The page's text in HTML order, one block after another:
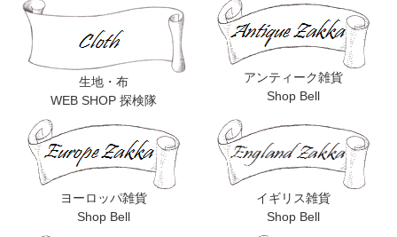
生地・布
WEB SHOP 探検隊
アンティーク雑貨
Shop Bell
ヨーロッパ雑貨
Shop Bell
イギリス雑貨
Shop Bell